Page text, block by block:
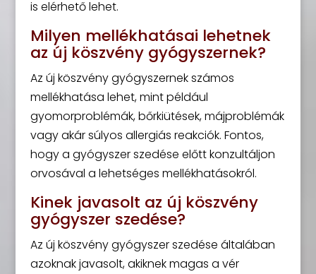
is elérhető lehet.
Milyen mellékhatásai lehetnek
az új köszvény gyógyszernek?
Az új köszvény gyógyszernek számos
mellékhatása lehet, mint például
gyomorproblémák, bőrkiütések, májproblémák
vagy akár súlyos allergiás reakciók. Fontos,
hogy a gyógyszer szedése előtt konzultáljon
orvosával a lehetséges mellékhatásokról.
Kinek javasolt az új köszvény
gyógyszer szedése?
Az új köszvény gyógyszer szedése általában
azoknak javasolt, akiknek magas a vér